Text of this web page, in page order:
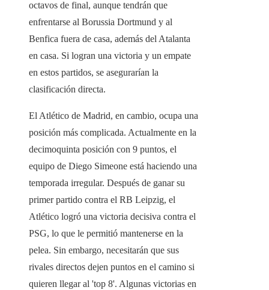
octavos de final, aunque tendrán que
enfrentarse al Borussia Dortmund y al
Benfica fuera de casa, además del Atalanta
en casa. Si logran una victoria y un empate
en estos partidos, se asegurarían la
clasificación directa.
El Atlético de Madrid, en cambio, ocupa una
posición más complicada. Actualmente en la
decimoquinta posición con 9 puntos, el
equipo de Diego Simeone está haciendo una
temporada irregular. Después de ganar su
primer partido contra el RB Leipzig, el
Atlético logró una victoria decisiva contra el
PSG, lo que le permitió mantenerse en la
pelea. Sin embargo, necesitarán que sus
rivales directos dejen puntos en el camino si
quieren llegar al 'top 8'. Algunas victorias en